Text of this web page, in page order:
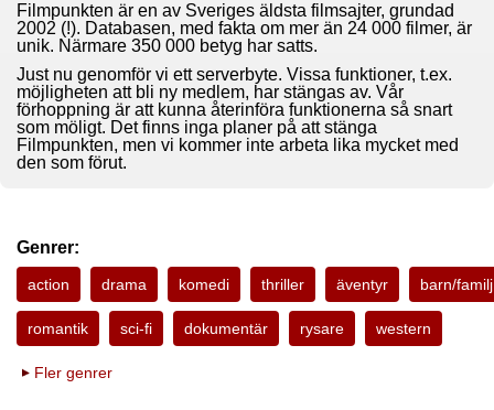
Filmpunkten är en av Sveriges äldsta filmsajter, grundad
2002 (!). Databasen, med fakta om mer än 24 000 filmer, är
unik. Närmare 350 000 betyg har satts.
Just nu genomför vi ett serverbyte. Vissa funktioner, t.ex.
möjligheten att bli ny medlem, har stängas av. Vår
förhoppning är att kunna återinföra funktionerna så snart
som möligt. Det finns inga planer på att stänga
Filmpunkten, men vi kommer inte arbeta lika mycket med
den som förut.
Genrer:
action drama komedi thriller äventyr barn/familj
romantik sci-fi dokumentär rysare western
Fler genrer